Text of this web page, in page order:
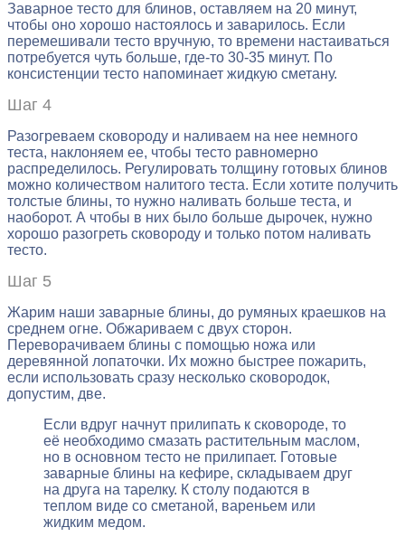
Заварное тесто для блинов, оставляем на 20 минут,
чтобы оно хорошо настоялось и заварилось. Если
перемешивали тесто вручную, то времени настаиваться
потребуется чуть больше, где-то 30-35 минут. По
консистенции тесто напоминает жидкую сметану.
Шаг 4
Разогреваем сковороду и наливаем на нее немного
теста, наклоняем ее, чтобы тесто равномерно
распределилось. Регулировать толщину готовых блинов
можно количеством налитого теста. Если хотите получить
толстые блины, то нужно наливать больше теста, и
наоборот. А чтобы в них было больше дырочек, нужно
хорошо разогреть сковороду и только потом наливать
тесто.
Шаг 5
Жарим наши заварные блины, до румяных краешков на
среднем огне. Обжариваем с двух сторон.
Переворачиваем блины с помощью ножа или
деревянной лопаточки. Их можно быстрее пожарить,
если использовать сразу несколько сковородок,
допустим, две.
Если вдруг начнут прилипать к сковороде, то
её необходимо смазать растительным маслом,
но в основном тесто не прилипает. Готовые
заварные блины на кефире, складываем друг
на друга на тарелку. К столу подаются в
теплом виде со сметаной, вареньем или
жидким медом.